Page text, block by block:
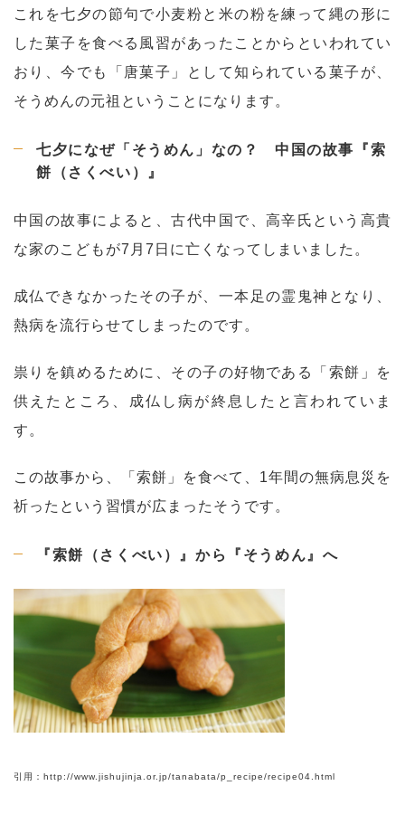
これを七夕の節句で小麦粉と米の粉を練って縄の形に
した菓子を食べる風習があったことからといわれてい
おり、今でも「唐菓子」として知られている菓子が、
そうめんの元祖ということになります。
七夕になぜ「そうめん」なの？ 中国の故事『索
餅（さくべい）』
中国の故事によると、古代中国で、高辛氏という高貴
な家のこどもが7月7日に亡くなってしまいました。
成仏できなかったその子が、一本足の霊鬼神となり、
熱病を流行らせてしまったのです。
祟りを鎮めるために、その子の好物である「索餅」を
供えたところ、成仏し病が終息したと言われていま
す。
この故事から、「索餅」を食べて、1年間の無病息災を
祈ったという習慣が広まったそうです。
『索餅（さくべい）』から『そうめん』へ
引用：http://www.jishujinja.or.jp/tanabata/p_recipe/recipe04.html